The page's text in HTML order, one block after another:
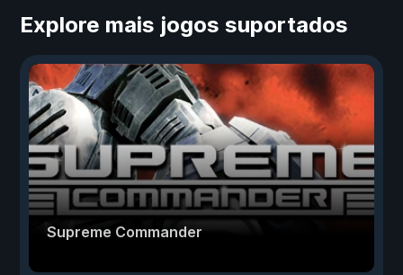
Explore mais jogos suportados
Supreme Commander